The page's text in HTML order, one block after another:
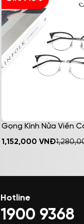
MUA
Gọng Kính Nửa Viền
Kim Loại HMK Eyewear
1,152,000 VNĐ
Hotline
1900 9368